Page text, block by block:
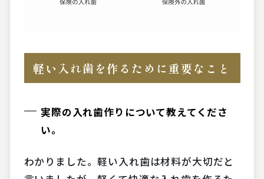
軽い入れ歯を作るために重要なこと
実際の入れ歯作りについて教えてくださ
い。
わかりました。軽い入れ歯は材料が大切だと